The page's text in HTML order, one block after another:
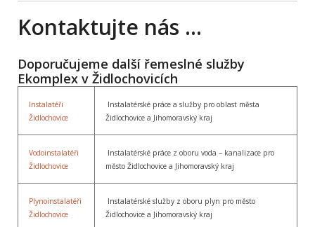
Kontaktujte nás …
Doporučujeme další řemeslné služby
Ekomplex v Židlochovicích
Instalatéři
Židlochovice
Instalatérské práce a služby pro oblast města
Židlochovice a Jihomoravský kraj
Vodoinstalatéři
Židlochovice
Instalatérské práce z oboru voda – kanalizace pro
město Židlochovice a Jihomoravský kraj
Plynoinstalatéři
Židlochovice
Instalatérské služby z oboru plyn pro město
Židlochovice a Jihomoravský kraj